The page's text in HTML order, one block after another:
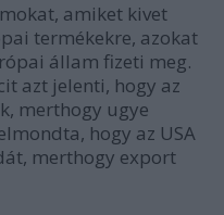
amiket kivet
termékekre, azokat
állam fizeti meg.
azt jelenti, hogy az
merthogy ugye
hogy az USA
merthogy export